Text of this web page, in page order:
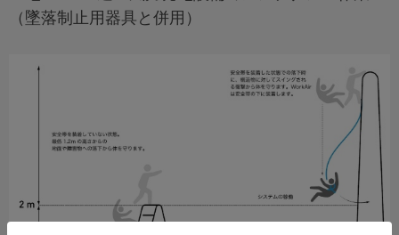
（墜落制止用器具と併用）